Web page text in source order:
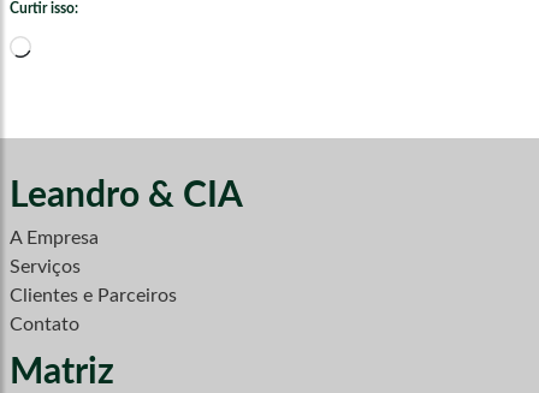
Curtir isso:
Carregando...
Leandro & CIA
A Empresa
Serviços
Clientes e Parceiros
Contato
Matriz